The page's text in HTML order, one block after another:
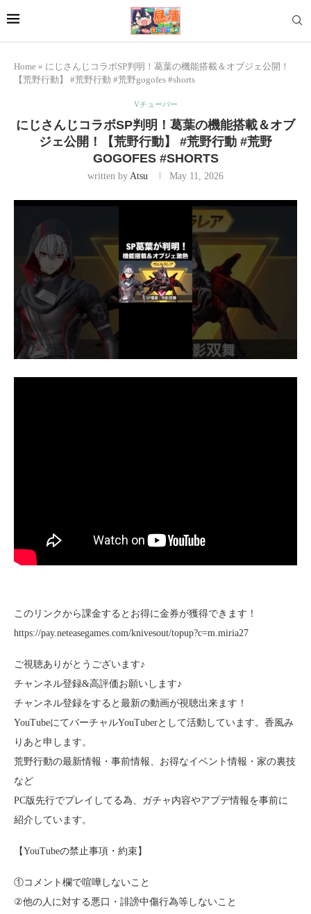
Home » にじさんじコラボSP判明！葛葉の機能搭載＆オブジェ公開！
【荒野行動】 #荒野行動 #荒野gogofes #shorts
Vチューバー
にじさんじコラボSP判明！葛葉の機能搭載＆オブ
ジェ公開！【荒野行動】 #荒野行動 #荒野
GOGOFES #SHORTS
written by Atsu May 11, 2026
このリンクから課金するとお得に金券が獲得できます！
https://pay.neteasegames.com/knivesout/topup?c=m.miria27
ご視聴ありがとうございます♪
チャンネル登録&高評価お願いします♪
チャンネル登録をすると最新の動画が視聴出来ます！
YouTubeにてバーチャルYouTuberとして活動しています。香風み
りあと申します。
荒野行動の最新情報・事前情報、お得なイベント情報・家の裏技
など
PC版先行でプレイしてる為、ガチャ内容やアプデ情報を事前に
紹介しています。
【YouTubeの禁止事項・約束】
①コメント欄で喧嘩しないこと
②他の人に対する悪口・誹謗中傷行為等しないこと